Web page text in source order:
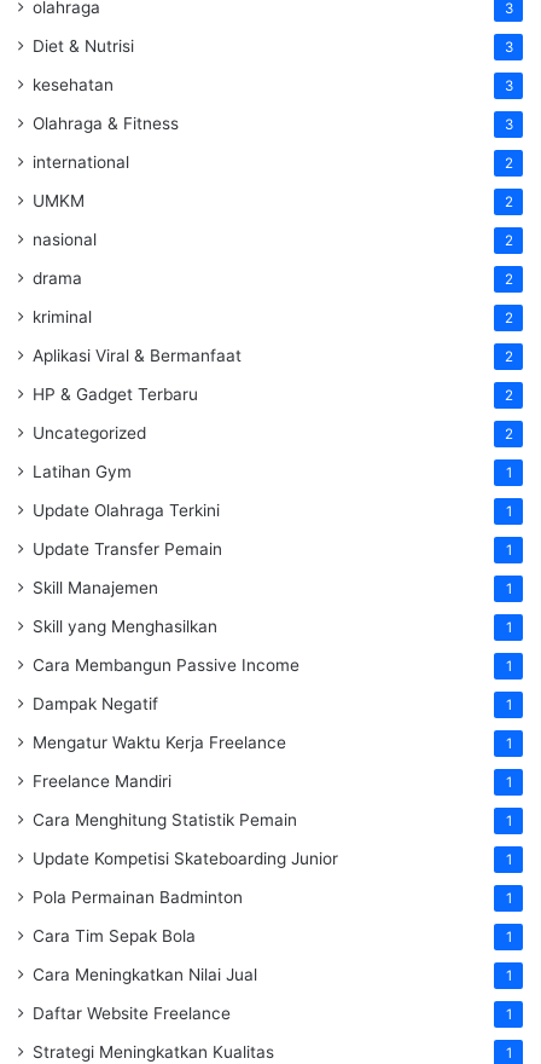
olahraga 3
Diet & Nutrisi 3
kesehatan 3
Olahraga & Fitness 3
international 2
UMKM 2
nasional 2
drama 2
kriminal 2
Aplikasi Viral & Bermanfaat 2
HP & Gadget Terbaru 2
Uncategorized 2
Latihan Gym 1
Update Olahraga Terkini 1
Update Transfer Pemain 1
Skill Manajemen 1
Skill yang Menghasilkan 1
Cara Membangun Passive Income 1
Dampak Negatif 1
Mengatur Waktu Kerja Freelance 1
Freelance Mandiri 1
Cara Menghitung Statistik Pemain 1
Update Kompetisi Skateboarding Junior 1
Pola Permainan Badminton 1
Cara Tim Sepak Bola 1
Cara Meningkatkan Nilai Jual 1
Daftar Website Freelance 1
Strategi Meningkatkan Kualitas 1